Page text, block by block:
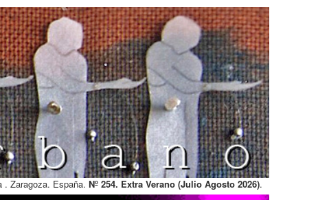
. Zaragoza. España. Nº 254. Extra Verano (Julio Agosto 2026).